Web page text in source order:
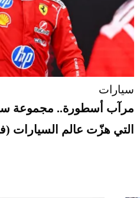
سيارات
مرآب أسطورة.. مجموعة
التي هزّت عالم السيارات